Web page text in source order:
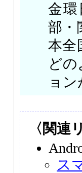
金
部・
本全
ど
ョ
〈関連
ス